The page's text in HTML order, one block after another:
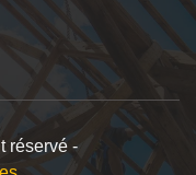
réservé -